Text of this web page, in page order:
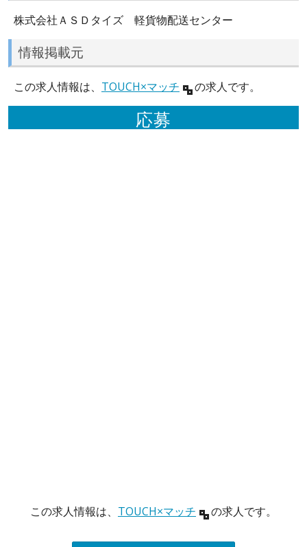
株式会社ＡＳＤタイズ 軽貨物配送センター
情報掲載元
この求人情報は、 TOUCH×マッチ の求人です。
応募
この求人情報は、 TOUCH×マッチ の求人です。